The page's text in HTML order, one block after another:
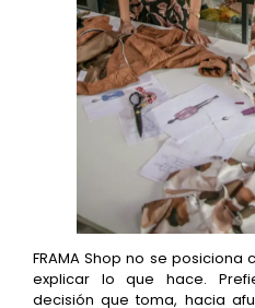
FRAMA Shop no se
explicar lo que hace.
decisión que toma, hacia